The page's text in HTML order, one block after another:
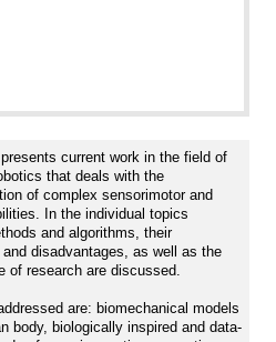
current work in the field of
that deals with the
of complex sensorimotor and
In the individual topics
and algorithms, their
disadvantages, as well as the
of research are discussed.
are: biomechanical models
body, biologically inspired and data-